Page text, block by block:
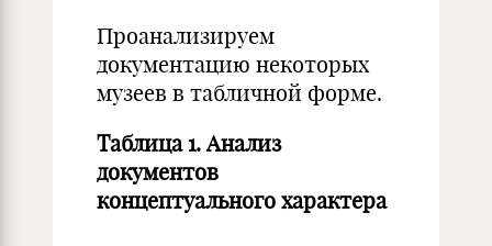
Проанализируем
документацию некоторых
музеев в табличной форме.
Таблица 1. Анализ
документов
концептуального характера